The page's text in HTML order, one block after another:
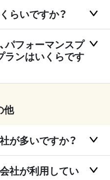
らいですか？
パフォーマンスプ
ランはいくらです
他
が多いですか？
社が利用してい